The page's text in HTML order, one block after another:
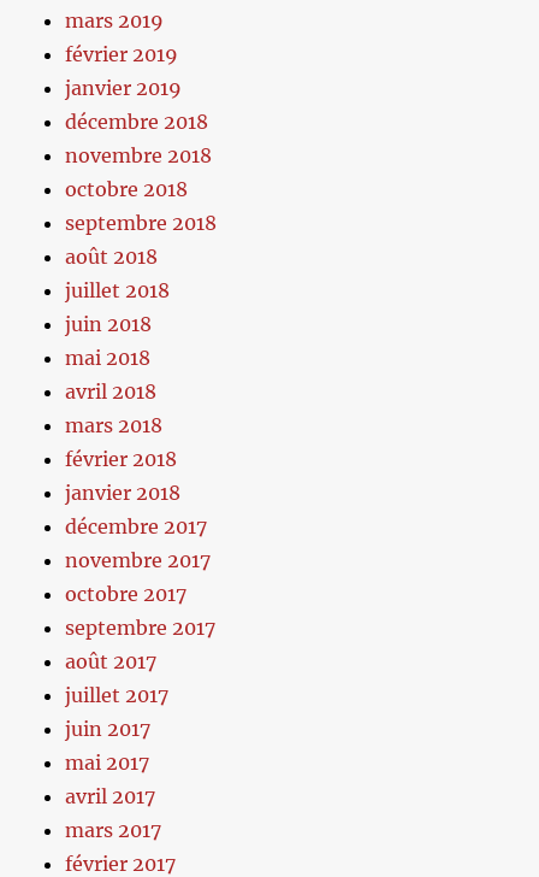
mars 2019
février 2019
janvier 2019
décembre 2018
novembre 2018
octobre 2018
septembre 2018
août 2018
juillet 2018
juin 2018
mai 2018
avril 2018
mars 2018
février 2018
janvier 2018
décembre 2017
novembre 2017
octobre 2017
septembre 2017
août 2017
juillet 2017
juin 2017
mai 2017
avril 2017
mars 2017
février 2017